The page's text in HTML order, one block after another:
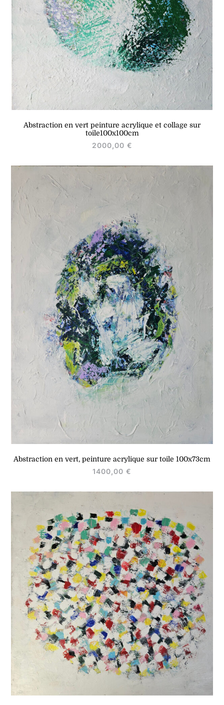
Abstraction en vert peinture acrylique et collage sur
toile100x100cm
2000,00 €
Abstraction en vert, peinture acrylique sur toile 100x73cm
1400,00 €